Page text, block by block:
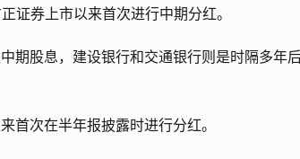
证券上市以来首次进行中期分红。
期股息，建设银行和交通银行则是时隔多年
首次在半年报披露时进行分红。